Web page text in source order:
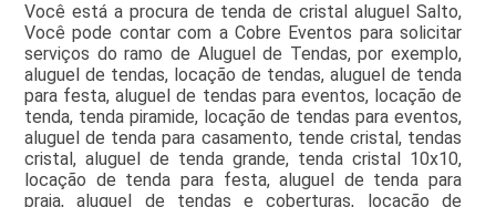
Você está a procura de tenda de cristal aluguel Salto,
Você pode contar com a Cobre Eventos para solicitar
serviços do ramo de Aluguel de Tendas, por exemplo,
aluguel de tendas, locação de tendas, aluguel de tenda
para festa, aluguel de tendas para eventos, locação de
tenda, tenda piramide, locação de tendas para eventos,
aluguel de tenda para casamento, tende cristal, tendas
cristal, aluguel de tenda grande, tenda cristal 10x10,
locação de tenda para festa, aluguel de tenda para
praia, aluguel de tendas e coberturas, locação de